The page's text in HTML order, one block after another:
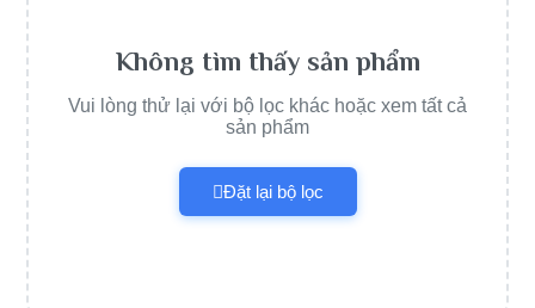
Không tìm thấy sản phẩm
Vui lòng thử lại với bộ lọc khác hoặc xem tất cả
sản phẩm
Đặt lại bộ lọc